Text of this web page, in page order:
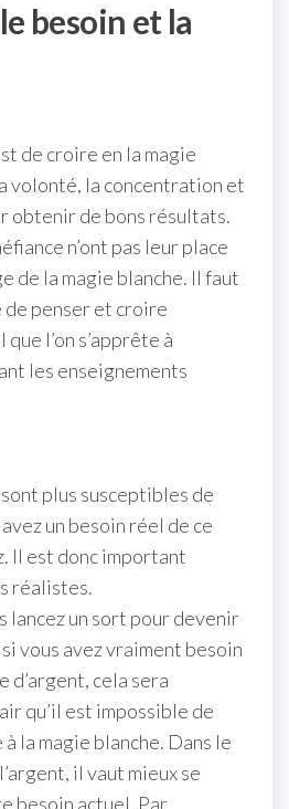
besoin et la
de croire en la magie
volonté, la concentration et
obtenir de bons résultats.
n’ont pas leur place
de la magie blanche. Il faut
de penser et croire
l’on s’apprête à
les enseignements
plus susceptibles de
un besoin réel de ce
Il est donc important
réalistes.
lancez un sort pour devenir
vous avez vraiment besoin
d’argent, cela sera
qu’il est impossible de
la magie blanche. Dans le
il vaut mieux se
besoin actuel. Par